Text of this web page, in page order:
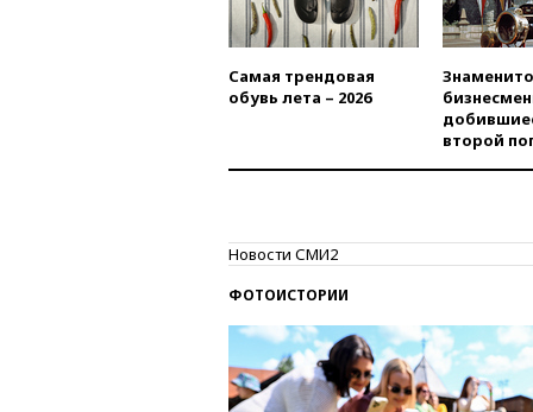
Самая трендовая
обувь лета – 2026
второй
Новости СМИ2
ФОТОИСТОРИИ